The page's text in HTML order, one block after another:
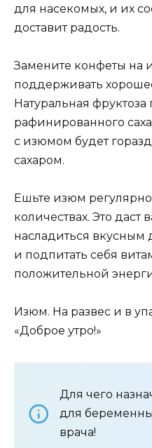
для насекомых, и их
доставит радость.
Замените конфеты на
поддерживать
Натуральная фруктоза
рафинированного
с изюмом будет
сахаром.
Ешьте изюм
количествах. Это даст
насладиться
и подпитать себя
положительной
Изюм. На развес и в
«Доброе утро!»
Для чего
для
врача!